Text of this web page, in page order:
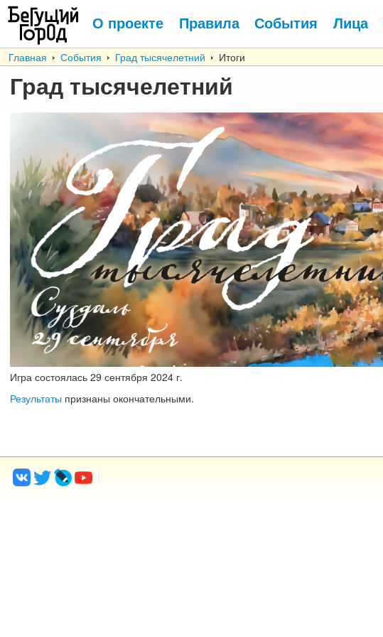
О проекте Правила События Лица
Главная События Град тысячелетний Итоги
Град тысячелетний
Игра состоялась 29 сентября 2024 г.
Результаты признаны окончательными.